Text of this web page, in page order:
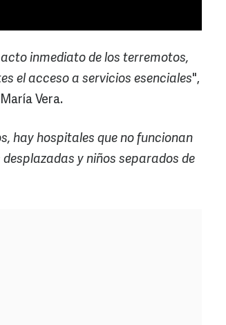
inmediato de los terremotos,
el acceso a servicios esenciales",
Vera.
hay hospitales que no funcionan
y niños separados de